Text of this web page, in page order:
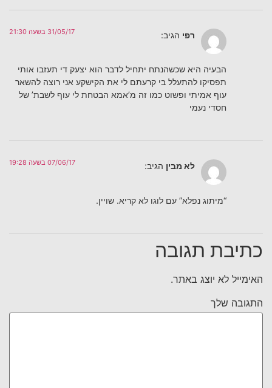
רפי הגיב: 31/05/17 בשעה 21:30
הבעיה היא שכשהנתח יתחיל לדבר הוא יצעק די תעזבו אותי
תפסיקו להתעלל בי קרעתם לי את הקישקע אני רוצה להשאר
עוף אמיתי ופשוט כמו זה מ’אמא הבטחת לי עוף לשבת’ של
חסדי נעמי
לא מבין הגיב: 07/06/17 בשעה 19:28
“מיתוג נפלא” עם לוגו לא קריא. שויין.
כתיבת תגובה
האימייל לא יוצג באתר.
התגובה שלך